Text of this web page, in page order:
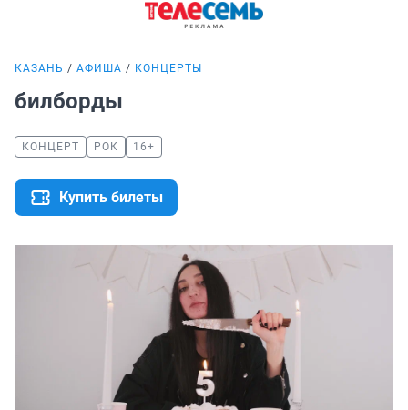
КАЗАНЬ АФИША КОНЦЕРТЫ
билборды
КОНЦЕРТ РОК 16+
Купить билеты